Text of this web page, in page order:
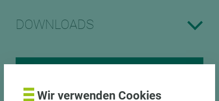
DOWNLOADS
Nutzen Sie unseren
Wir verwenden Cookies